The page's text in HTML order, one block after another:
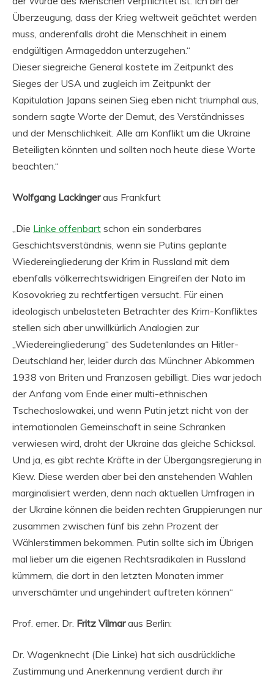
Überzeugung, dass der Krieg weltweit geächtet werden
muss, anderenfalls droht die Menschheit in einem
endgültigen Armageddon unterzugehen.“
Dieser siegreiche General kostete im Zeitpunkt des
Sieges der USA und zugleich im Zeitpunkt der
Kapitulation Japans seinen Sieg eben nicht triumphal aus,
sondern sagte Worte der Demut, des Verständnisses
und der Menschlichkeit. Alle am Konflikt um die Ukraine
Beteiligten könnten und sollten noch heute diese Worte
beachten.“
Wolfgang Lackingeraus Frankfurt
„Die Linke offenbart schon ein sonderbares
Geschichtsverständnis, wenn sie Putins geplante
Wiedereingliederung der Krim in Russland mit dem
ebenfalls völkerrechtswidrigen Eingreifen der Nato im
Kosovokrieg zu rechtfertigen versucht. Für einen
ideologisch unbelasteten Betrachter des Krim-Konfliktes
stellen sich aber unwillkürlich Analogien zur
„Wiedereingliederung“ des Sudetenlandes an Hitler-
Deutschland her, leider durch das Münchner Abkommen
1938 von Briten und Franzosen gebilligt. Dies war jedoch
der Anfang vom Ende einer multi-ethnischen
Tschechoslowakei, und wenn Putin jetzt nicht von der
internationalen Gemeinschaft in seine Schranken
verwiesen wird, droht der Ukraine das gleiche Schicksal.
Und ja, es gibt rechte Kräfte in der Übergangsregierung in
Kiew. Diese werden aber bei den anstehenden Wahlen
marginalisiert werden, denn nach aktuellen Umfragen in
der Ukraine können die beiden rechten Gruppierungen nur
zusammen zwischen fünf bis zehn Prozent der
Wählerstimmen bekommen. Putin sollte sich im Übrigen
mal lieber um die eigenen Rechtsradikalen in Russland
kümmern, die dort in den letzten Monaten immer
unverschämter und ungehindert auftreten können“
Prof. emer. Dr. Fritz Vilmaraus Berlin:
Dr. Wagenknecht (Die Linke) hat sich ausdrückliche
Zustimmung und Anerkennung verdient durch ihr